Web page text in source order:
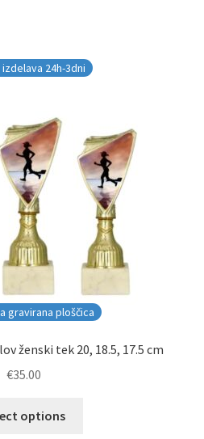
gravirana ploščica
24h-3dni
ženski tek 20, 18.5, 17.5 cm
€35.00
options